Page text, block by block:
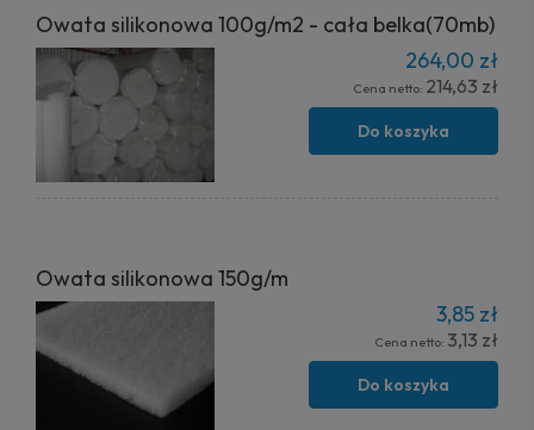
Owata silikonowa 100g/m2 - cała belka(70mb)
264,00 zł
Cena netto: 214,63 zł
Do koszyka
Owata silikonowa 150g/m
3,85 zł
Cena netto: 3,13 zł
Do koszyka